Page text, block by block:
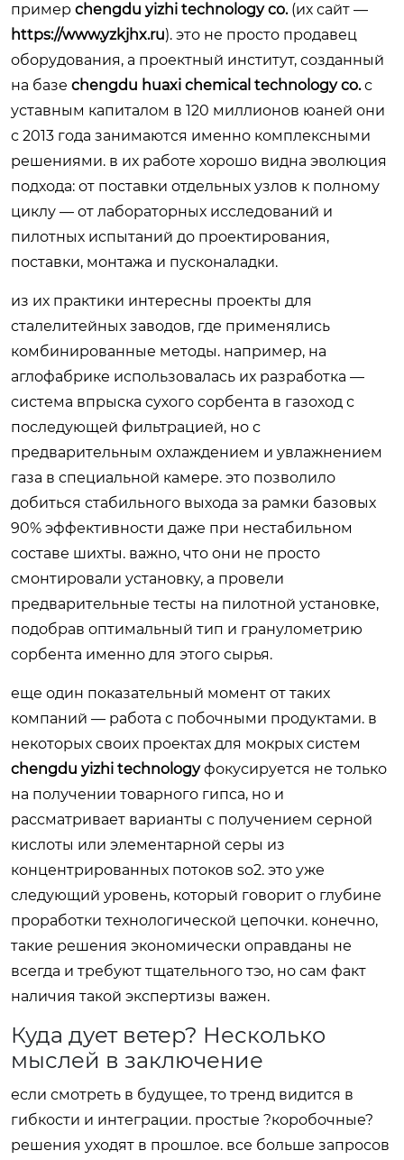
пример chengdu yizhi technology co.(их сайт —
https://www.yzkjhx.ru). это не просто продавец
оборудования, а проектный институт, созданный
на базе chengdu huaxi chemical technology co.с
уставным капиталом в 120 миллионов юаней они
с 2013 года занимаются именно комплексными
решениями. в их работе хорошо видна эволюция
подхода: от поставки отдельных узлов к полному
циклу — от лабораторных исследований и
пилотных испытаний до проектирования,
поставки, монтажа и пусконаладки.
из их практики интересны проекты для
сталелитейных заводов, где применялись
комбинированные методы. например, на
аглофабрике использовалась их разработка —
система впрыска сухого сорбента в газоход с
последующей фильтрацией, но с
предварительным охлаждением и увлажнением
газа в специальной камере. это позволило
добиться стабильного выхода за рамки базовых
90% эффективности даже при нестабильном
составе шихты. важно, что они не просто
смонтировали установку, а провели
предварительные тесты на пилотной установке,
подобрав оптимальный тип и гранулометрию
сорбента именно для этого сырья.
еще один показательный момент от таких
компаний — работа с побочными продуктами. в
некоторых своих проектах для мокрых систем
chengdu yizhi technologyфокусируется не только
на получении товарного гипса, но и
рассматривает варианты с получением серной
кислоты или элементарной серы из
концентрированных потоков so2. это уже
следующий уровень, который говорит о глубине
проработки технологической цепочки. конечно,
такие решения экономически оправданы не
всегда и требуют тщательного тэо, но сам факт
наличия такой экспертизы важен.
Куда дует ветер? Несколько
мыслей в заключение
если смотреть в будущее, то тренд видится в
гибкости и интеграции. простые ?коробочные?
решения уходят в прошлое. все больше запросов